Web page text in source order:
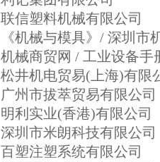
联信塑料机械有限公司
《机械与模具》/ 深圳市
机械商贸网 / 工业设备手
松井机电贸易(上海)有限
广州市拔萃贸易有限公司
明利实业(香港)有限公司
深圳市米朗科技有限公司
百塑注塑系统有限公司